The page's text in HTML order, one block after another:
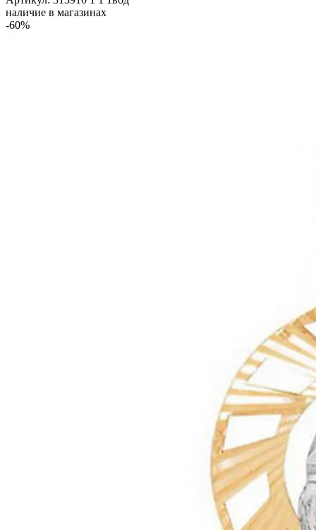
наличие в магазинах
-60%